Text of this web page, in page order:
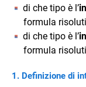
di che tipo è l’
formula
di che tipo è l’
formula
Definizione di